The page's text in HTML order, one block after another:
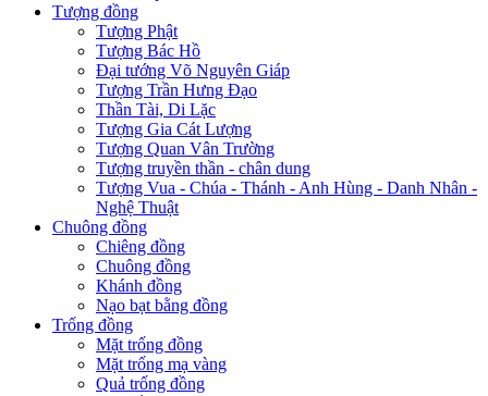
Tượng đồng
Tượng Phật
Tượng Bác Hồ
Đại tướng Võ Nguyên Giáp
Tượng Trần Hưng Đạo
Thần Tài, Di Lặc
Tượng Gia Cát Lượng
Tượng Quan Vân Trường
Tượng truyền thần - chân dung
Tượng Vua - Chúa - Thánh - Anh Hùng - Danh Nhân -
Nghệ Thuật
Chuông đồng
Chiêng đồng
Chuông đồng
Khánh đồng
Nạo bạt bằng đồng
Trống đồng
Mặt trống đồng
Mặt trống mạ vàng
Quả trống đồng